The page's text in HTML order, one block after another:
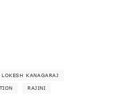
LOKESH KANAGARAJ
RAJINI